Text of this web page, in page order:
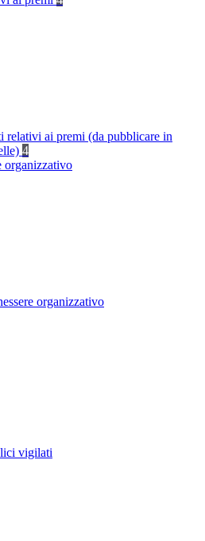
relativi ai premi (da pubblicare in
4
organizzativo
organizzativo
vigilati